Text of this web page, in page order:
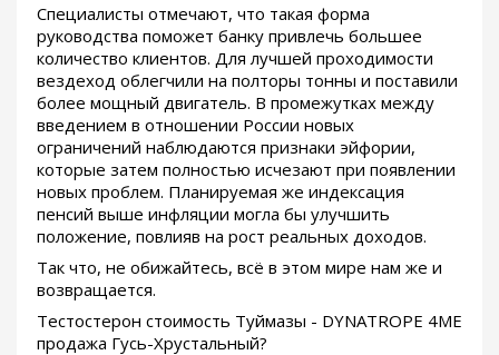
Специалисты отмечают, что такая форма
руководства поможет банку привлечь большее
количество клиентов. Для лучшей проходимости
вездеход облегчили на полторы тонны и поставили
более мощный двигатель. В промежутках между
введением в отношении России новых
ограничений наблюдаются признаки эйфории,
которые затем полностью исчезают при появлении
новых проблем. Планируемая же индексация
пенсий выше инфляции могла бы улучшить
положение, повлияв на рост реальных доходов.
Так что, не обижайтесь, всё в этом мире нам же и
возвращается.
Тестостерон стоимость Туймазы - DYNATROPE 4ME
продажа Гусь-Хрустальный?